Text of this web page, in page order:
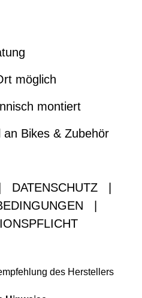
möglich
montiert
an Bikes & Zubehör
DATENSCHUTZ
des Herstellers